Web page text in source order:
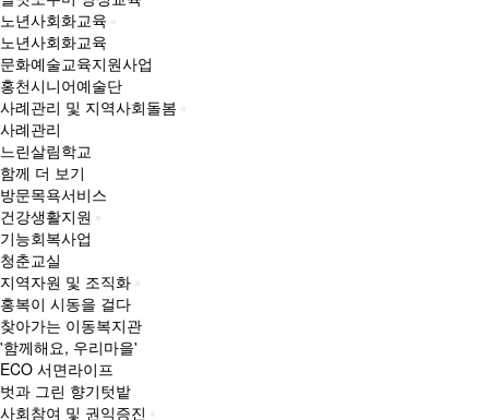
노년사회화교육
노년사회화교육
문화예술교육지원사업
홍천시니어예술단
사례관리 및 지역사회돌봄
사례관리
느린살림학교
함께 더 보기
방문목욕서비스
건강생활지원
기능회복사업
청춘교실
지역자원 및 조직화
홍복이 시동을 걸다
찾아가는 이동복지관
'함께해요, 우리마을'
ECO 서면라이프
벗과 그린 향기텃밭
사회참여 및 권익증진